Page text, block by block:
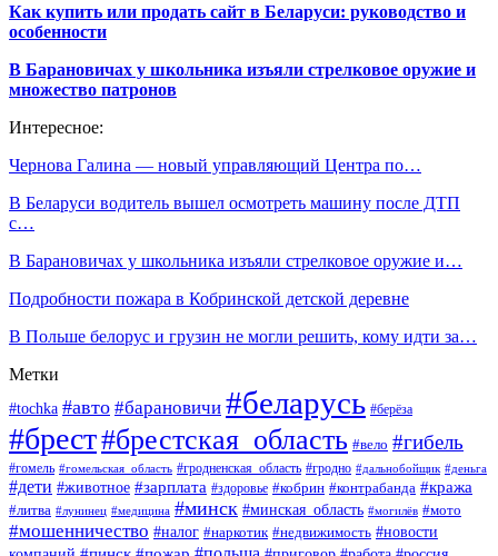
Как купить или продать сайт в Беларуси: руководство и
особенности
В Барановичах у школьника изъяли стрелковое оружие и
множество патронов
Интересное:
Чернова Галина — новый управляющий Центра по…
В Беларуси водитель вышел осмотреть машину после ДТП
с…
В Барановичах у школьника изъяли стрелковое оружие и…
Подробности пожара в Кобринской детской деревне
В Польше белорус и грузин не могли решить, кому идти за…
Метки
#tochka #авто #барановичи #беларусь #берёза
#брест#брестская_область #вело #гибель
#гомель #гомельская_область #гродненская_область #гродно #дальнобойщик #деньга
#дети #животное #зарплата #здоровье #кобрин #контрабанда #кража
#литва #лунинец #медицина #минск #минская_область #могилёв #мото
#мошенничество #налог #наркотик #недвижимость #новости